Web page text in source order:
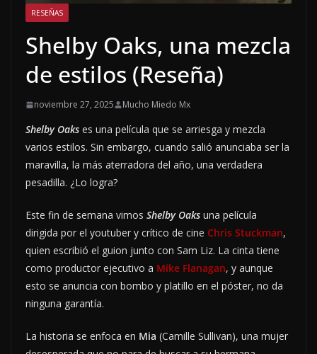
RESEÑAS
Shelby Oaks, una mezcla
de estilos (Reseña)
noviembre 27, 2025 Mucho Miedo Mx
Shelby Oaks es una película que se arriesga y mezcla
varios estilos. Sin embargo, cuando salió anunciaba ser la
maravilla, la más aterradora del año, una verdadera
pesadilla. ¿Lo logra?
Este fin de semana vimos Shelby Oaks una película
dirigida por el youtuber y crítico de cine Chris Stuckman,
quien escribió el guion junto con Sam Liz. La cinta tiene
como productor ejecutivo a Mike Flanagan, y aunque
esto se anuncia con bombo y platillo en el póster, no da
ninguna garantía.
La historia se enfoca en Mia (Camille Sullivan), una mujer